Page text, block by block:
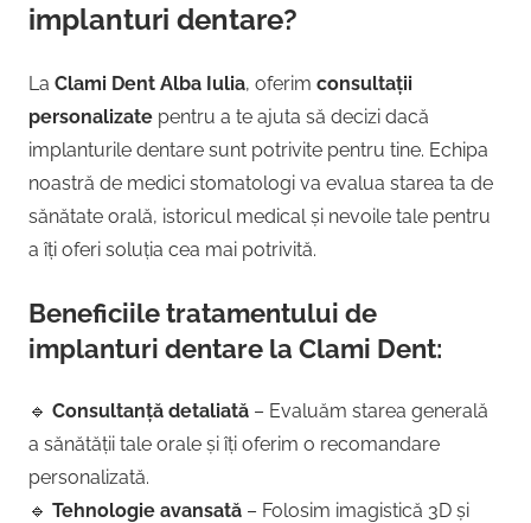
implanturi dentare?
La Clami Dent Alba Iulia, oferim consultații
personalizate pentru a te ajuta să decizi dacă
implanturile dentare sunt potrivite pentru tine. Echipa
noastră de medici stomatologi va evalua starea ta de
sănătate orală, istoricul medical și nevoile tale pentru
a îți oferi soluția cea mai potrivită.
Beneficiile tratamentului de
implanturi dentare la Clami Dent:
🔹 Consultanță detaliată – Evaluăm starea generală
a sănătății tale orale și îți oferim o recomandare
personalizată.
🔹 Tehnologie avansată – Folosim imagistică 3D și